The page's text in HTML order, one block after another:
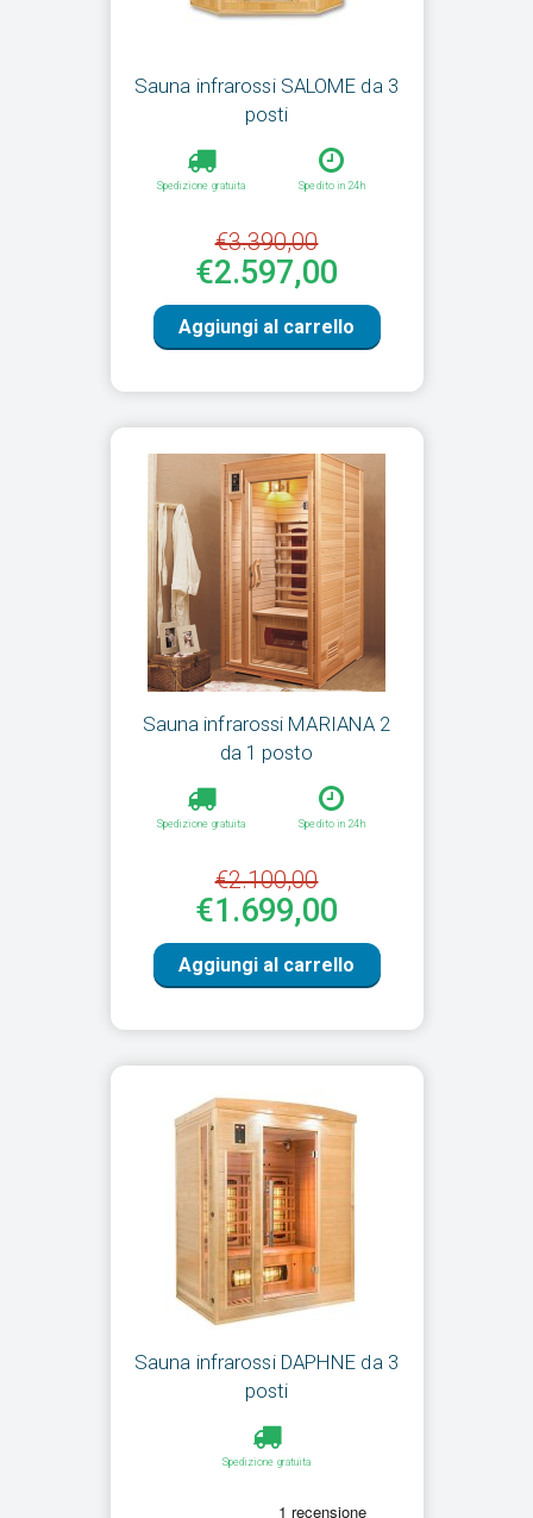
Sauna infrarossi SALOME da 3
posti
Spedizione gratuita Spedito in 24h
€3.390,00
€2.597,00
Aggiungi al carrello
Sauna infrarossi MARIANA 2
da 1 posto
Spedizione gratuita Spedito in 24h
€2.100,00
€1.699,00
Aggiungi al carrello
Sauna infrarossi DAPHNE da 3
posti
Spedizione gratuita